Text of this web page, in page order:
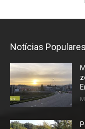
Notícias Populares